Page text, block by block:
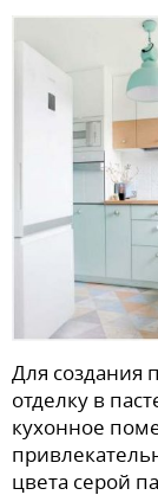
Для создания
отделку в
кухонное
цвета серой